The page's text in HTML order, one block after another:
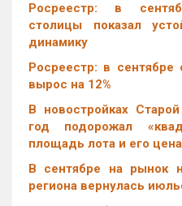
Росреестр: в
столицы показал
динамику
Росреестр: в
вырос на 12%
В новостройках
год подорожал
площадь лота и его цена
В сентябре на рынок
региона вернулась